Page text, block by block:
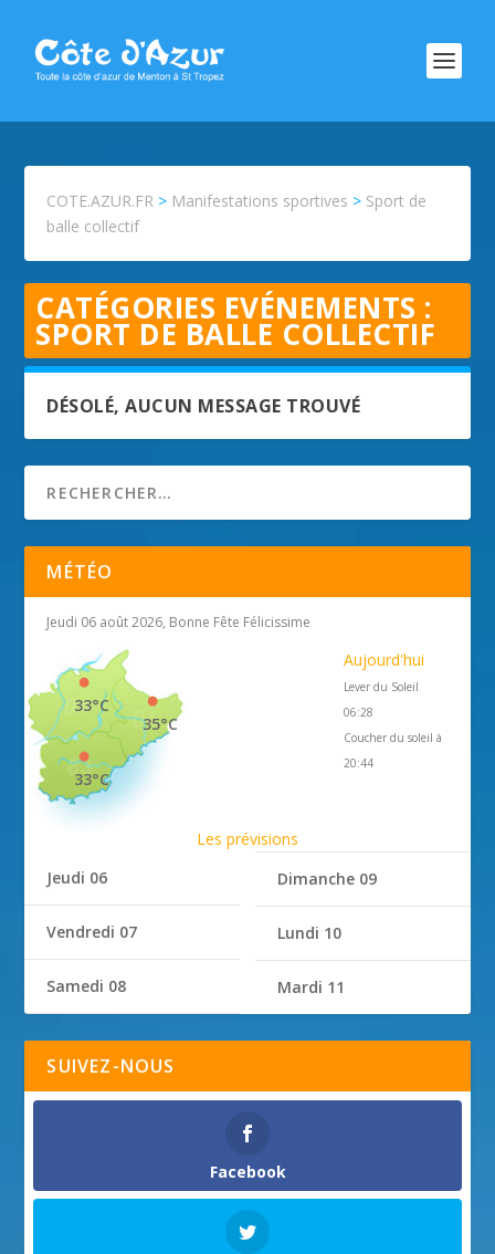
COTE.AZUR.FR > Manifestations sportives > Sport de
balle collectif
CATÉGORIES EVÉNEMENTS :
SPORT DE BALLE COLLECTIF
DÉSOLÉ, AUCUN MESSAGE TROUVÉ
MÉTÉO
Jeudi 06 août 2026, Bonne Fête Félicissime
35°C
33°C
33°C
Aujourd'hui
Lever du Soleil
06:28
Coucher du soleil à
20:44
Les prévisions
Jeudi 06
Vendredi 07
Samedi 08
Dimanche 09
Lundi 10
Mardi 11
SUIVEZ-NOUS
Facebook